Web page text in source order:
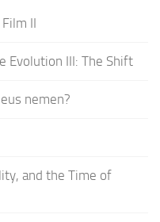
II
Evolution III: The Shift
nemen?
and the Time of